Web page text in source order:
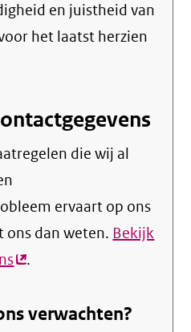
en juistheid van
het laatst herzien
die wij al
ervaart op ons
dan weten. Bekijk
(externe
.
verwachten?